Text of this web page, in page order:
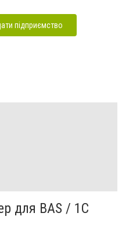
підприємство
для BAS / 1C